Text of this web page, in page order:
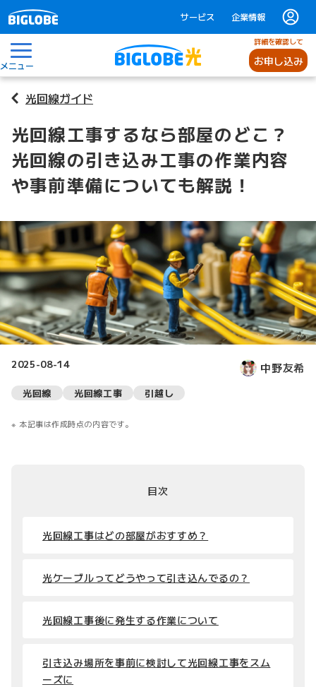
サービス 企業情報
メニュー
詳細を確認して
お申し込み
光回線ガイド
光回線工事するなら部屋のどこ？
光回線の引き込み工事の作業内容
や事前準備についても解説！
2025-08-14 中野友希
光回線 光回線工事 引越し
本記事は作成時点の内容です。
目次
光回線工事はどの部屋がおすすめ？
光ケーブルってどうやって引き込んでるの？
光回線工事後に発生する作業について
引き込み場所を事前に検討して光回線工事をスム
ーズに